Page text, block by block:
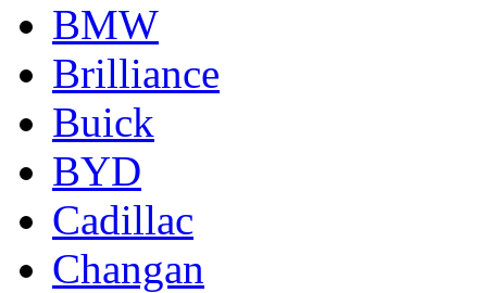
BMW
Brilliance
Buick
BYD
Cadillac
Changan